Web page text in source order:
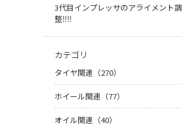
3代目インプレッサのアライメント調
整‼︎‼︎
カテゴリ
タイヤ関連（270）
ホイール関連（77）
オイル関連（40）